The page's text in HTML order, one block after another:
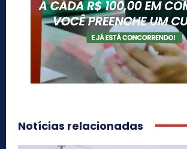
Notícias relacionadas